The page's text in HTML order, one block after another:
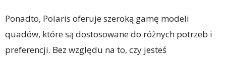
Ponadto, Polaris oferuje szeroką gamę modeli
quadów, które są dostosowane do różnych potrzeb i
preferencji. Bez względu na to, czy jesteś